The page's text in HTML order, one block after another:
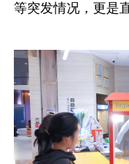
等突发情况，更是